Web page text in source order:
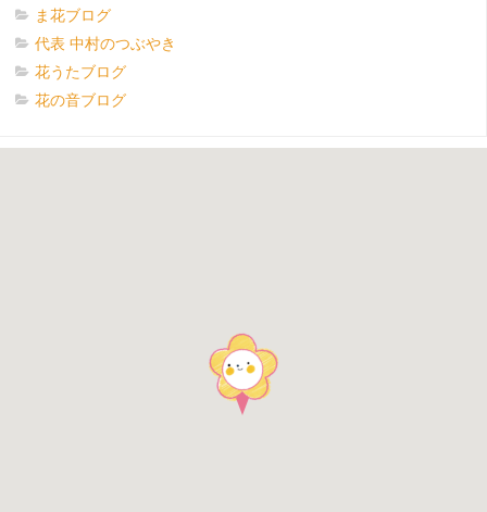
ま花ブログ
代表 中村のつぶやき
花うたブログ
花の音ブログ